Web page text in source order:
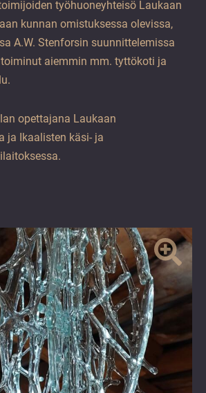
työhuoneyhteisö Laukaan
kunnan omistuksessa olevissa,
A.W. Stenforsin suunnittelemissa
aiemmin mm. tyttökoti ja
opettajana Laukaan
ja Ikaalisten käsi- ja
.